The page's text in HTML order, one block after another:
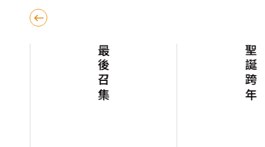
最後召集 聖誕跨年